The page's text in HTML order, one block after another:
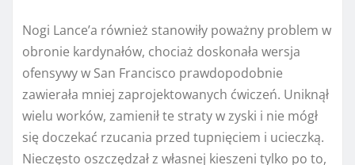
Nogi Lance’a również stanowiły poważny problem w
obronie kardynałów, chociaż doskonała wersja
ofensywy w San Francisco prawdopodobnie
zawierała mniej zaprojektowanych ćwiczeń. Uniknął
wielu worków, zamienił te straty w zyski i nie mógł
się doczekać rzucania przed tupnięciem i ucieczką.
Nieczęsto oszczędzał z własnej kieszeni tylko po to,